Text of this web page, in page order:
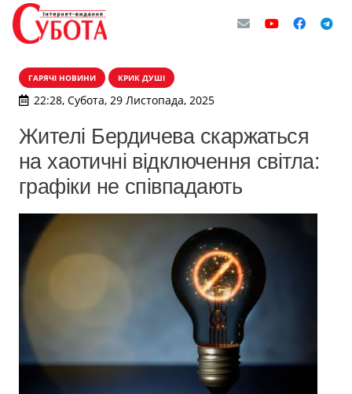
ГАРЯЧІ НОВИНИ КРИК ДУШІ
22:28, Субота, 29 Листопада, 2025
Жителі Бердичева скаржаться
на хаотичні відключення світла:
графіки не співпадають